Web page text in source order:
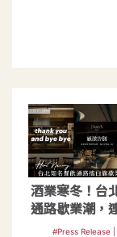
酒業寒冬！台
通路歇業潮，
也關
#Press Release |